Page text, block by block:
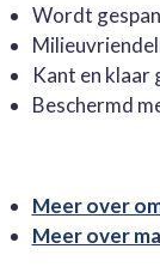
Wordt
Kant en klaar
Beschermd
Meer over
Meer over